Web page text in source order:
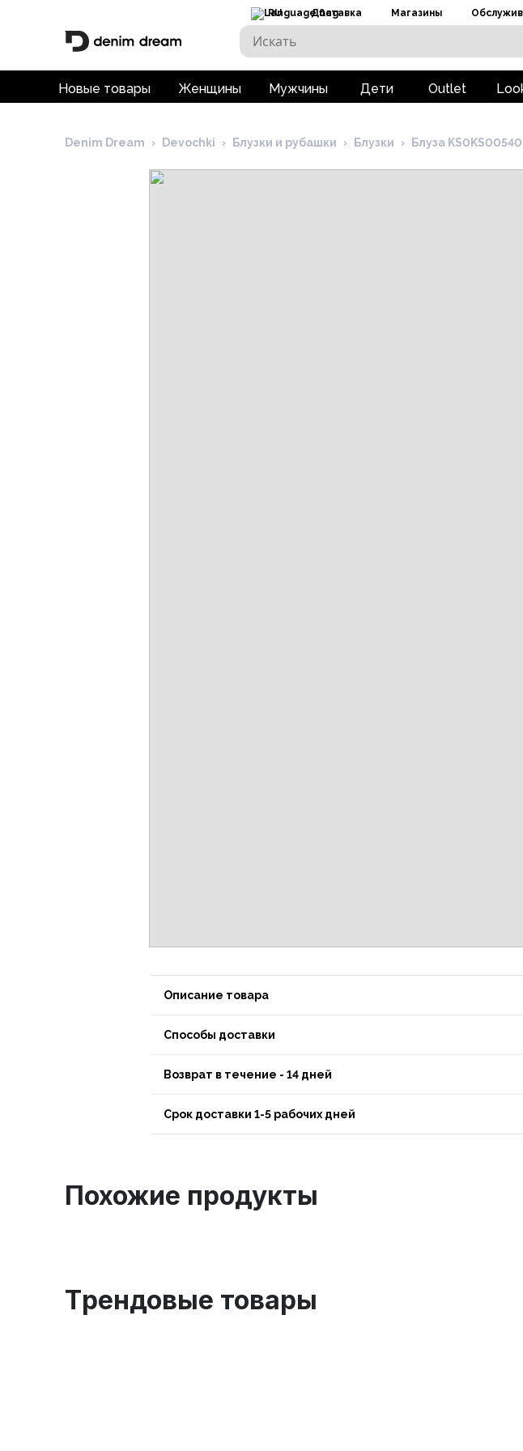
RU Доставка Магазины
Новые товары Женщины Мужчины Дети Outlet
Denim Dream › Devochki › Блузки и рубашки › Блузки › Блуза KS0KS00540
Описание товара
Способы доставки
Возврат в течение - 14 дней
Срок доставки 1-5 рабочих дней
Похожие продукты
Tрендовые товары